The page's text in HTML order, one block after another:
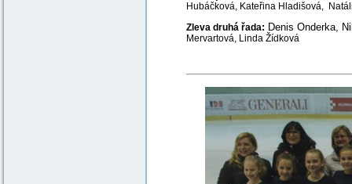
Hubáčková, Kateřina Hladišová,
Zleva druhá řada: Denis Onderka,
Mervartová, Linda Žídková